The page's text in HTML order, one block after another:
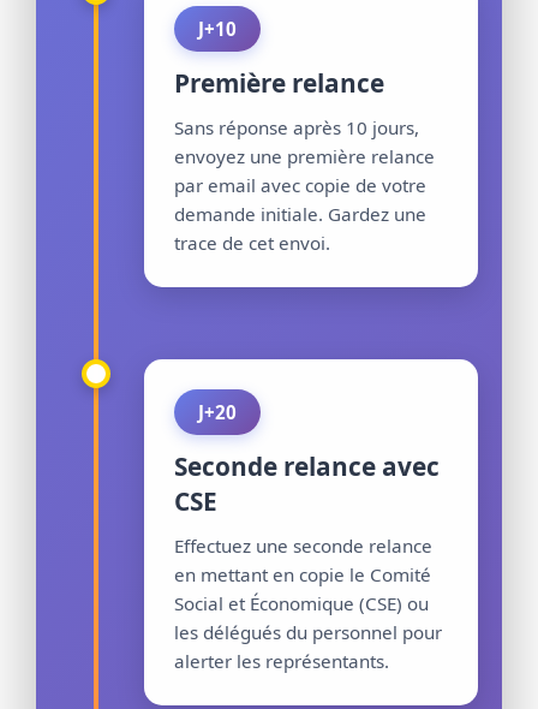
J+10
Première relance
Sans réponse après 10 jours,
envoyez une première relance
par email avec copie de votre
demande initiale. Gardez une
trace de cet envoi.
J+20
Seconde relance avec
CSE
Effectuez une seconde relance
en mettant en copie le Comité
Social et Économique (CSE) ou
les délégués du personnel pour
alerter les représentants.